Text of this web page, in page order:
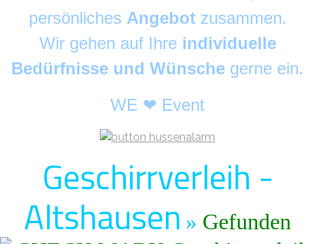
persönliches Angebot zusammen.
Wir gehen auf Ihre individuelle
Bedürfnisse und Wünsche gerne ein.
WE ❤ Event
Geschirrverleih -
Altshausen » Gefunden